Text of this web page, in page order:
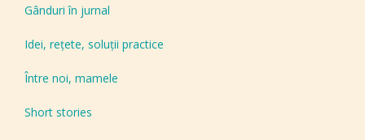
Gânduri în jurnal
Idei, reţete, soluţii practice
Între noi, mamele
Short stories